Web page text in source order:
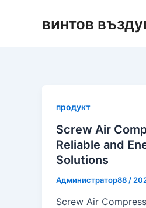
винтов
продукт
Screw Air
Reliable and
Solutions
Администратор88 /
Screw Air